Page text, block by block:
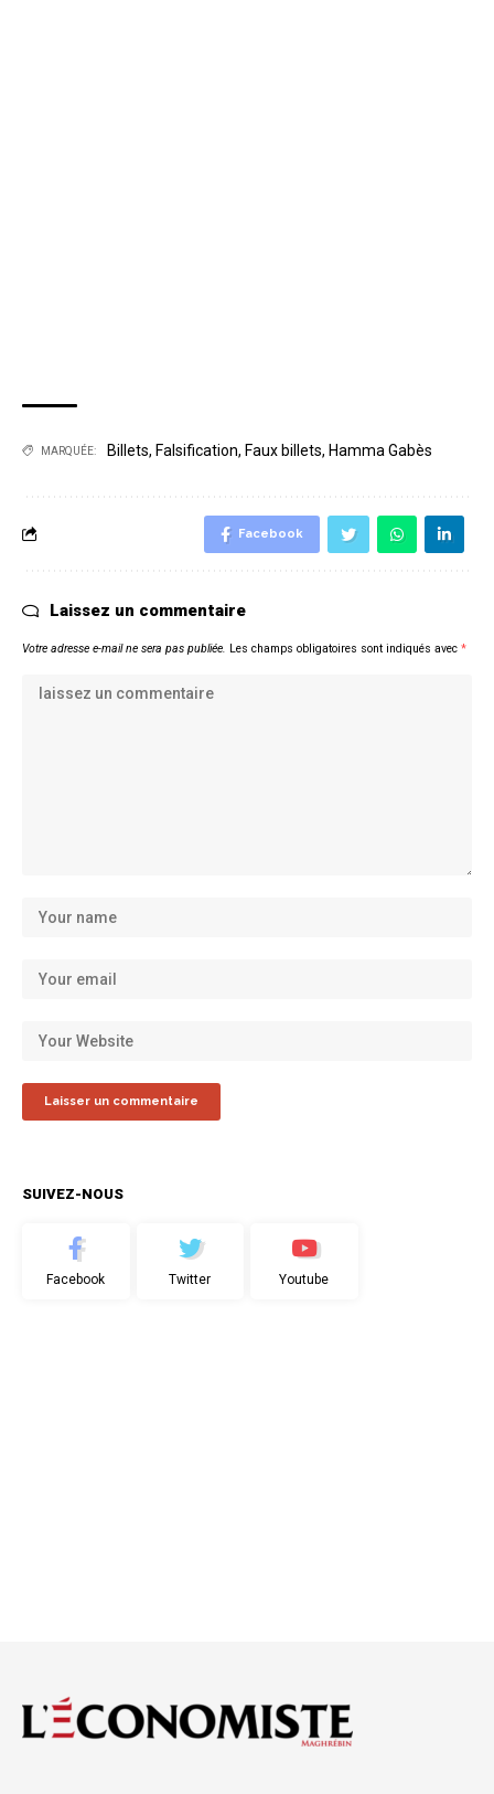
MARQUÉE: Billets, Falsification, Faux billets, Hamma Gabès
Facebook
Laissez un commentaire
Votre adresse e-mail ne sera pas publiée. Les champs obligatoires sont indiqués avec *
SUIVEZ-NOUS
Facebook Twitter Youtube